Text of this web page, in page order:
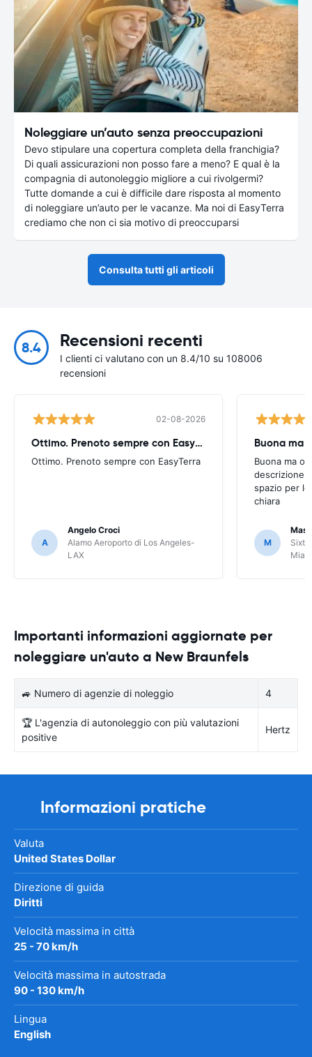
Noleggiare un’auto senza preoccupazioni
Devo stipulare una copertura completa della franchigia?
Di quali assicurazioni non posso fare a meno? E qual è la
compagnia di autonoleggio migliore a cui rivolgermi?
Tutte domande a cui è difficile dare risposta al momento
di noleggiare un’auto per le vacanze. Ma noi di EasyTerra
crediamo che non ci sia motivo di preoccuparsi
Consulta tutti gli articoli
8.4 Recensioni recenti
I clienti ci valutano con un 8.4/10 su 108006
recensioni
02-08-2026
Ottimo. Prenoto sempre con EasyTerra
Ottimo. Prenoto sempre con EasyTerra
A
Angelo Croci
Alamo Aeroporto di Los Angeles-
LAX
Buona ma
Buona ma
descrizione
spazio per
chiara
M
Sixt
Importanti informazioni aggiornate per
noleggiare un'auto a New Braunfels
🚙 Numero di agenzie di noleggio 4
🏆 L'agenzia di autonoleggio con più valutazioni
positive
Hertz
Informazioni pratiche
Valuta
United States Dollar
Direzione di guida
Diritti
Velocità massima in città
25 - 70 km/h
Velocità massima in autostrada
90 - 130 km/h
Lingua
English